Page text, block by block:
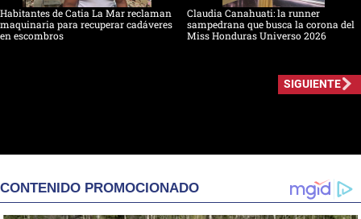
Habitantes de Catia La Mar reclaman
maquinaria para recuperar cadáveres
en escombros
Claudia Canahuati: la runner
sampedrana que busca la corona del
Miss Honduras Universo 2026
SIGUIENTE
CONTENIDO PROMOCIONADO